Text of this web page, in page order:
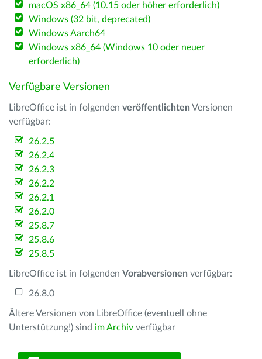
macOS x86_64 (10.15 oder höher erforderlich)
Windows (32 bit, deprecated)
Windows Aarch64
Windows x86_64 (Windows 10 oder neuer
erforderlich)
Verfügbare Versionen
LibreOffice ist in folgenden veröffentlichten Versionen
verfügbar:
26.2.5
26.2.4
26.2.3
26.2.2
26.2.1
26.2.0
25.8.7
25.8.6
25.8.5
LibreOffice ist in folgenden Vorabversionen verfügbar:
26.8.0
Ältere Versionen von LibreOffice (eventuell ohne
Unterstützung!) sind im Archiv verfügbar